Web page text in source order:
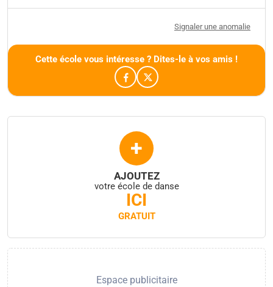
Signaler une anomalie
Cette école vous intéresse ? Dites-le à vos amis !
+
AJOUTEZ
votre école de danse
ICI
GRATUIT
Espace publicitaire